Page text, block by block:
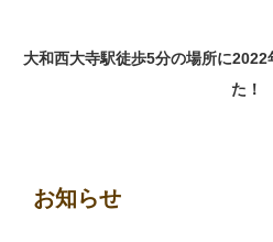
大和西大寺駅徒歩5分の場所に
た！
お知らせ